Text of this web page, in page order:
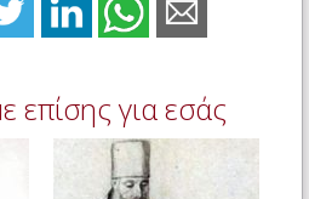
επίσης για εσάς